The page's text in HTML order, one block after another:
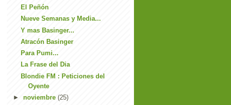
El Peñón
Nueve Semanas y Media...
Y mas Basinger...
Atracón Basinger
Para Pumi...
La Frase del Dia
Blondie FM : Peticiones del
Oyente
► noviembre (25)